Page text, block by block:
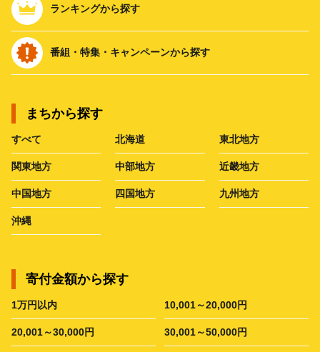
ランキングから探す
番組・特集・キャンペーンから探す
まちから探す
すべて 北海道 東北地方
関東地方 中部地方 近畿地方
中国地方 四国地方 九州地方
沖縄
寄付金額から探す
1万円以内 10,001～20,000円
20,001～30,000円 30,001～50,000円